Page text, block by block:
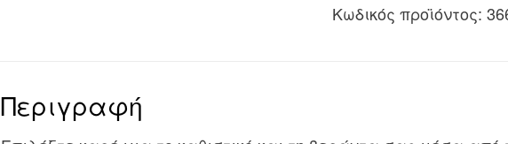
Κωδικός προϊόντος:
Περιγραφή